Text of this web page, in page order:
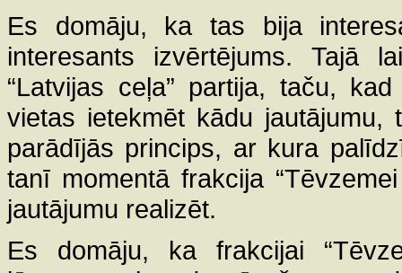
Es domāju, ka tas bija
interesants izvērtējums. Tajā
“Latvijas ceļa” partija, taču,
vietas ietekmēt kādu jautājumu,
parādījās princips, ar kura
tanī momentā frakcija
jautājumu realizēt.
Es domāju, ka frakcijai